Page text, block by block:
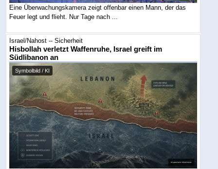
Eine Überwachungskamera zeigt offenbar einen Mann, der das
Feuer legt und flieht. Nur Tage nach ...
Israel/Nahost -- Sicherheit
Hisbollah verletzt Waffenruhe, Israel greift im
Südlibanon an
Symbolbild / KI